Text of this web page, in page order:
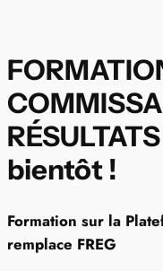
bientôt !
Formation sur la
remplace FREG